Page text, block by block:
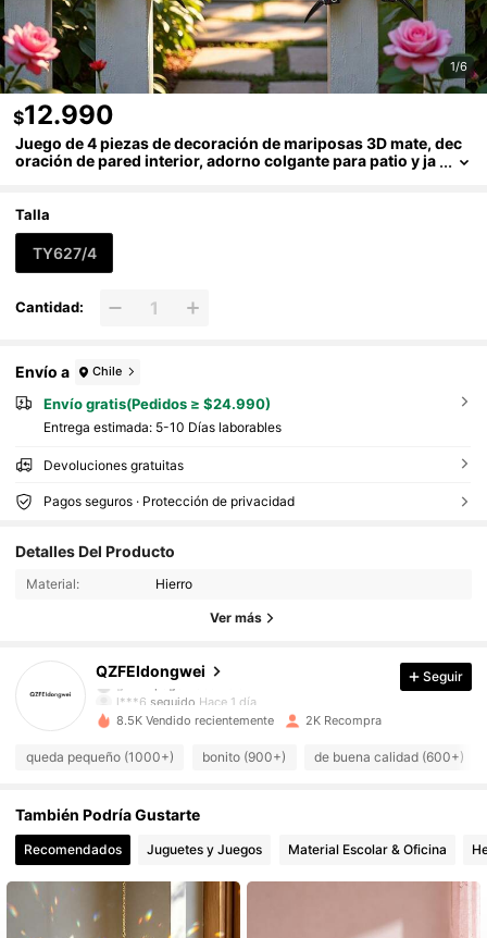
1/6
$12.990
Juego de 4 piezas de decoración de mariposas 3D mate, dec
oración de pared interior, adorno colgante para patio y ja
Talla
TY627/4
Cantidad:
Envío a Chile
Envío gratis(Pedidos ≥ $24.990)
Entrega estimada: 5-10 Días laborables
Devoluciones gratuitas
Pagos seguros · Protección de privacidad
Detalles Del Producto
Material: Hierro
Ver más
QZFEIdongwei
1.2K Seguidores
4,93
l***6 seguido Hace 1 día
1.2K Seguidores
4,93
4,93 1.2K Seguidores
Seguir
8.5K Vendido recientemente 2K Recompra
queda pequeño (1000+) bonito (900+) de buena calidad (600+)
También Podría Gustarte
Recomendados Juguetes y Juegos Material Escolar & Oficina